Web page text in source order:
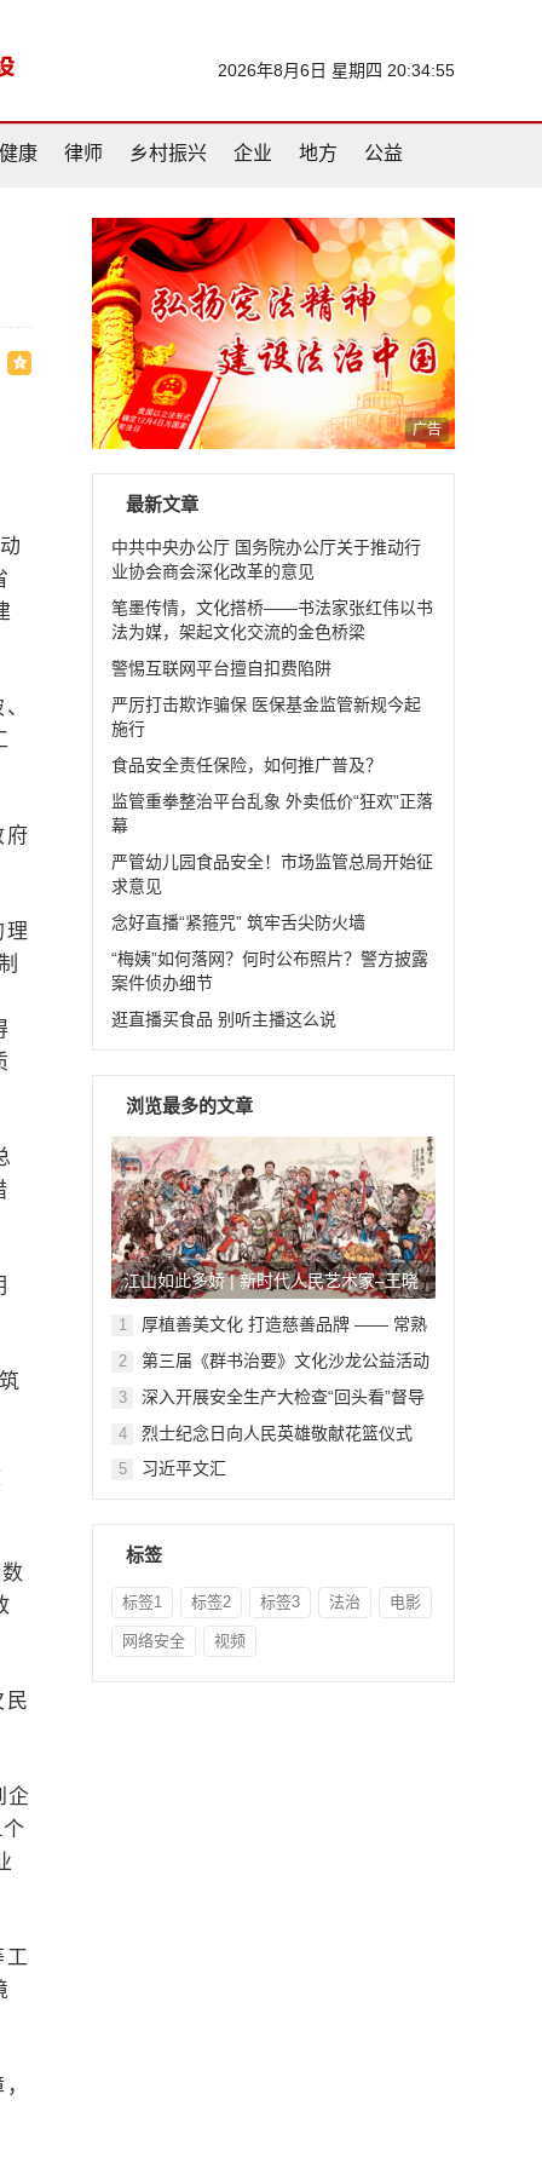
2026年8月6日 星期四 20:34:56
健康 律师 乡村振兴 企业 地方 公益
府
理
民
企
工
广告
最新文章
中共中央办公厅 国务院办公厅关于推动行
业协会商会深化改革的意见
笔墨传情，文化搭桥——书法家张红伟以书
法为媒，架起文化交流的金色桥梁
警惕互联网平台擅自扣费陷阱
严厉打击欺诈骗保 医保基金监管新规今起
施行
食品安全责任保险，如何推广普及？
监管重拳整治平台乱象 外卖低价“狂欢”正落
幕
严管幼儿园食品安全！市场监管总局开始征
求意见
念好直播“紧箍咒” 筑牢舌尖防火墙
“梅姨”如何落网？何时公布照片？警方披露
案件侦办细节
逛直播买食品 别听主播这么说
浏览最多的文章
江山如此多娇 | 新时代人民艺术家–王晓
鹏
1
厚植善美文化 打造慈善品牌 —— 常熟
举行六个慈善文化教育基地授牌仪式
2
第三届《群书治要》文化沙龙公益活动
在北京顺利举行
3
深入开展安全生产大检查“回头看”督导
检查
4 烈士纪念日向人民英雄敬献花篮仪式
5 习近平文汇
标签
标签1 标签2 标签3 法治 电影
网络安全 视频